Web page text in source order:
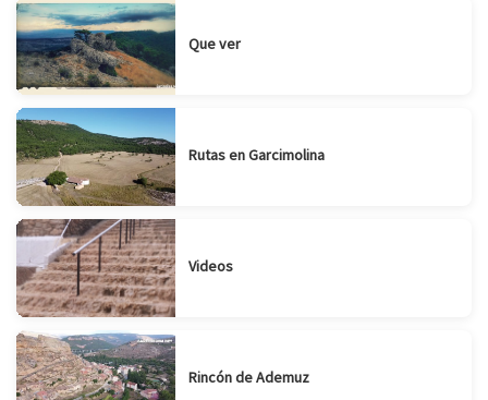
Que ver
Rutas en Garcimolina
Videos
Rincón de Ademuz